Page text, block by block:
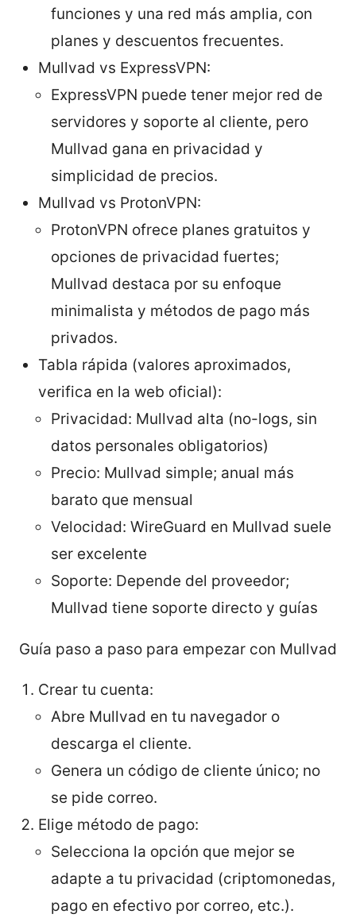
funciones y una red más amplia, con
planes y descuentos frecuentes.
Mullvad vs ExpressVPN:
ExpressVPN puede tener mejor red de
servidores y soporte al cliente, pero
Mullvad gana en privacidad y
simplicidad de precios.
Mullvad vs ProtonVPN:
ProtonVPN ofrece planes gratuitos y
opciones de privacidad fuertes;
Mullvad destaca por su enfoque
minimalista y métodos de pago más
privados.
Tabla rápida (valores aproximados,
verifica en la web oficial):
Privacidad: Mullvad alta (no-logs, sin
datos personales obligatorios)
Precio: Mullvad simple; anual más
barato que mensual
Velocidad: WireGuard en Mullvad suele
ser excelente
Soporte: Depende del proveedor;
Mullvad tiene soporte directo y guías
Guía paso a paso para empezar con Mullvad
Crear tu cuenta:
Abre Mullvad en tu navegador o
descarga el cliente.
Genera un código de cliente único; no
se pide correo.
Elige método de pago:
Selecciona la opción que mejor se
adapte a tu privacidad (criptomonedas,
pago en efectivo por correo, etc.).